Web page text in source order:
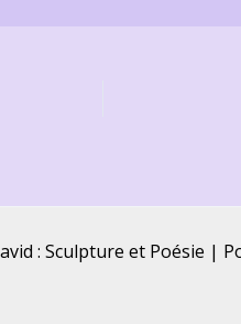
: Sculpture et Poésie |